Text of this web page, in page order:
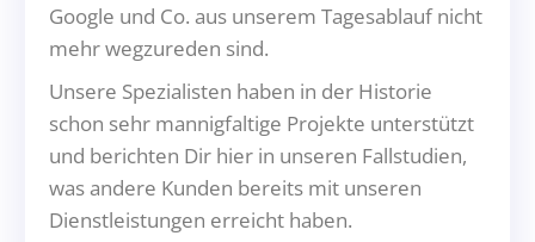
Google und Co. aus unserem Tagesablauf nicht
mehr wegzureden sind.
Unsere Spezialisten haben in der Historie
schon sehr mannigfaltige Projekte unterstützt
und berichten Dir hier in unseren Fallstudien,
was andere Kunden bereits mit unseren
Dienstleistungen erreicht haben.